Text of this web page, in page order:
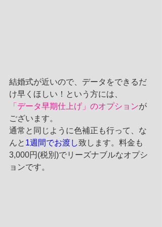
結婚式が近いので、データをできるだ
け早くほしい！という方には、
「データ早期仕上げ」のオプションが
ございます。
通常と同じように色補正も行って、な
んと 1週間でお渡し致します。料金も
3,000円(税別)でリーズナブルなオプシ
ョンです。